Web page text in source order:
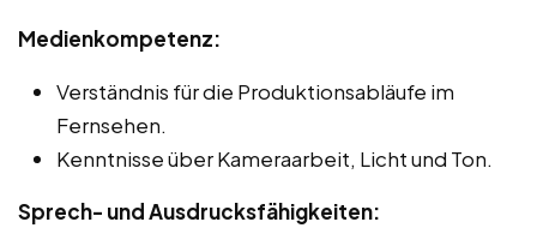
Medienkompetenz:
Verständnis für die Produktionsabläufe im
Fernsehen.
Kenntnisse über Kameraarbeit, Licht und Ton.
Sprech- und Ausdrucksfähigkeiten: